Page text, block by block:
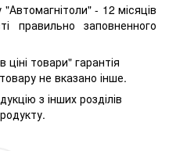
- 12 місяців
правильно заповненного
товари" гарантія
не вказано інше.
з інших розділів